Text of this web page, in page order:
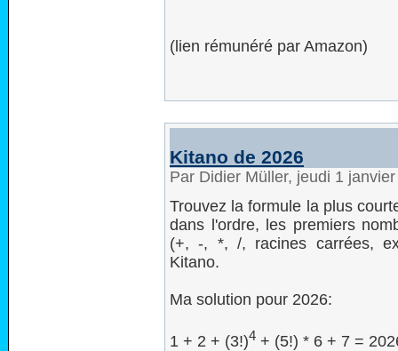
(lien rémunéré par Amazon)
Kitano de 2026
Par Didier Müller, jeudi 1
Trouvez la formule la plus
dans l'ordre, les premiers
(+, -, *, /, racines carrées,
Kitano.
Ma solution pour 2026:
1 + 2 + (3!)4 + (5!) * 6 + 7 =